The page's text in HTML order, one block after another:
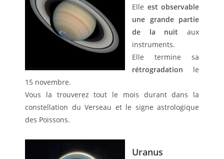
Elle est observable
une grande partie
de la nuit aux
instruments.
Elle termine sa
rétrogradation le
15 novembre.
Vous la trouverez tout le mois durant dans la
constellation du Verseau et le signe astrologique
des Poissons.
Uranus